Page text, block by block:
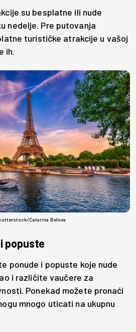
su besplatne ili nude
nedelje. Pre putovanja
turističke atrakcije u vašoj
ih.
Catarina Belova
popuste
ponude i popuste koje nude
i različite vaučere za
Ponekad možete pronaći
mnogo uticati na ukupnu